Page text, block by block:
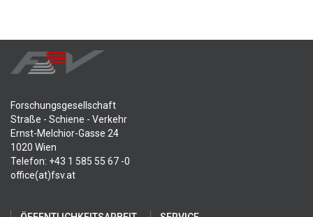
Forschungsgesellschaft
Straße - Schiene - Verkehr
Ernst-Melchior-Gasse 24
1020 Wien
Telefon: +43 1 585 55 67 -0
office(at)fsv.at